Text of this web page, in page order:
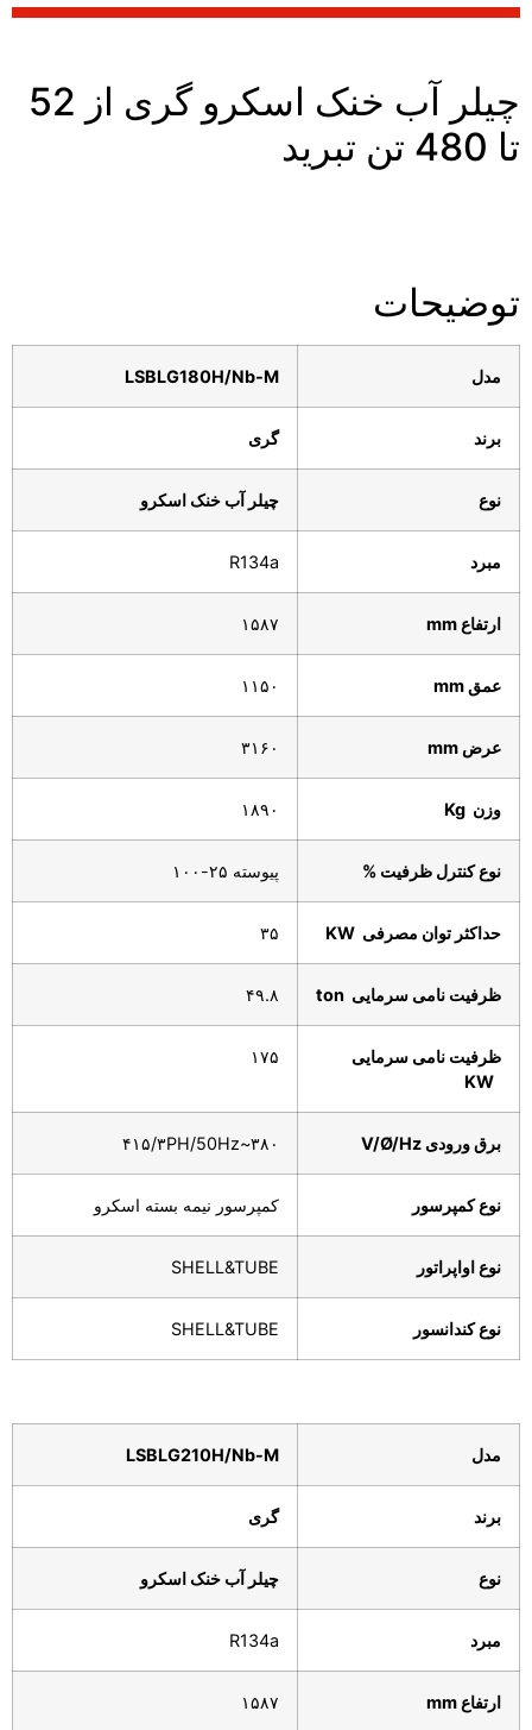
چیلر آب خنک اسکرو گری از 52
تا 480 تن تبرید
توضیحات
مدل LSBLG180H/Nb-M
برند گری
نوع چیلر آب خنک اسکرو
مبرد R134a
ارتفاع mm ۱۵۸۷
عمق mm ۱۱۵۰
عرض mm ۳۱۶۰
وزن ۱۸۹۰
نوع کنترل ظرفیت % پیوسته ۲۵-۱۰۰
حداکثر توان مصرفی ۳۵
ظرفیت نامی سرمایی ۴۹.۸
ظرفیت نامی سرمایی
۱۷۵
برق ورودی V/Ø/Hz ۳۸۰~۴۱۵/۳PH/50Hz
نوع کمپرسور کمپرسور نیمه بسته اسکرو
نوع اواپراتور SHELL&TUBE
نوع کندانسور SHELL&TUBE
مدل LSBLG210H/Nb-M
برند گری
نوع چیلر آب خنک اسکرو
مبرد R134a
ارتفاعmm ۱۵۸۷